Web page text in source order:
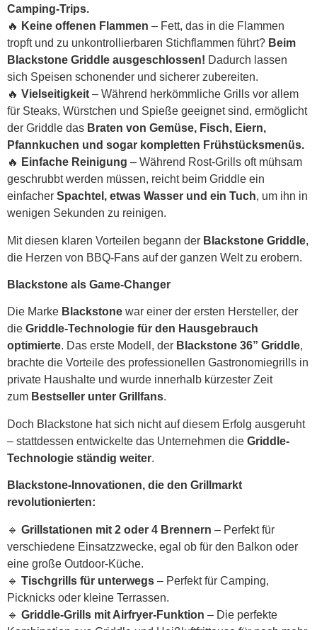
Camping-Trips.
🔥 Keine offenen Flammen – Fett, das in die Flammen
tropft und zu unkontrollierbaren Stichflammen führt? Beim
Blackstone Griddle ausgeschlossen! Dadurch lassen
sich Speisen schonender und sicherer zubereiten.
🔥 Vielseitigkeit – Während herkömmliche Grills vor allem
für Steaks, Würstchen und Spieße geeignet sind, ermöglicht
der Griddle das Braten von Gemüse, Fisch, Eiern,
Pfannkuchen und sogar kompletten Frühstücksmenüs.
🔥 Einfache Reinigung – Während Rost-Grills oft mühsam
geschrubbt werden müssen, reicht beim Griddle ein
einfacher Spachtel, etwas Wasser und ein Tuch, um ihn in
wenigen Sekunden zu reinigen.
Mit diesen klaren Vorteilen begann der Blackstone Griddle,
die Herzen von BBQ-Fans auf der ganzen Welt zu erobern.
Blackstone als Game-Changer
Die Marke Blackstone war einer der ersten Hersteller, der
die Griddle-Technologie für den Hausgebrauch
optimierte. Das erste Modell, der Blackstone 36” Griddle,
brachte die Vorteile des professionellen Gastronomiegrills in
private Haushalte und wurde innerhalb kürzester Zeit
zum Bestseller unter Grillfans.
Doch Blackstone hat sich nicht auf diesem Erfolg ausgeruht
– stattdessen entwickelte das Unternehmen die Griddle-
Technologie ständig weiter.
Blackstone-Innovationen, die den Grillmarkt
revolutionierten:
🔹 Grillstationen mit 2 oder 4 Brennern – Perfekt für
verschiedene Einsatzzwecke, egal ob für den Balkon oder
eine große Outdoor-Küche.
🔹 Tischgrills für unterwegs – Perfekt für Camping,
Picknicks oder kleine Terrassen.
🔹 Griddle-Grills mit Airfryer-Funktion – Die perfekte